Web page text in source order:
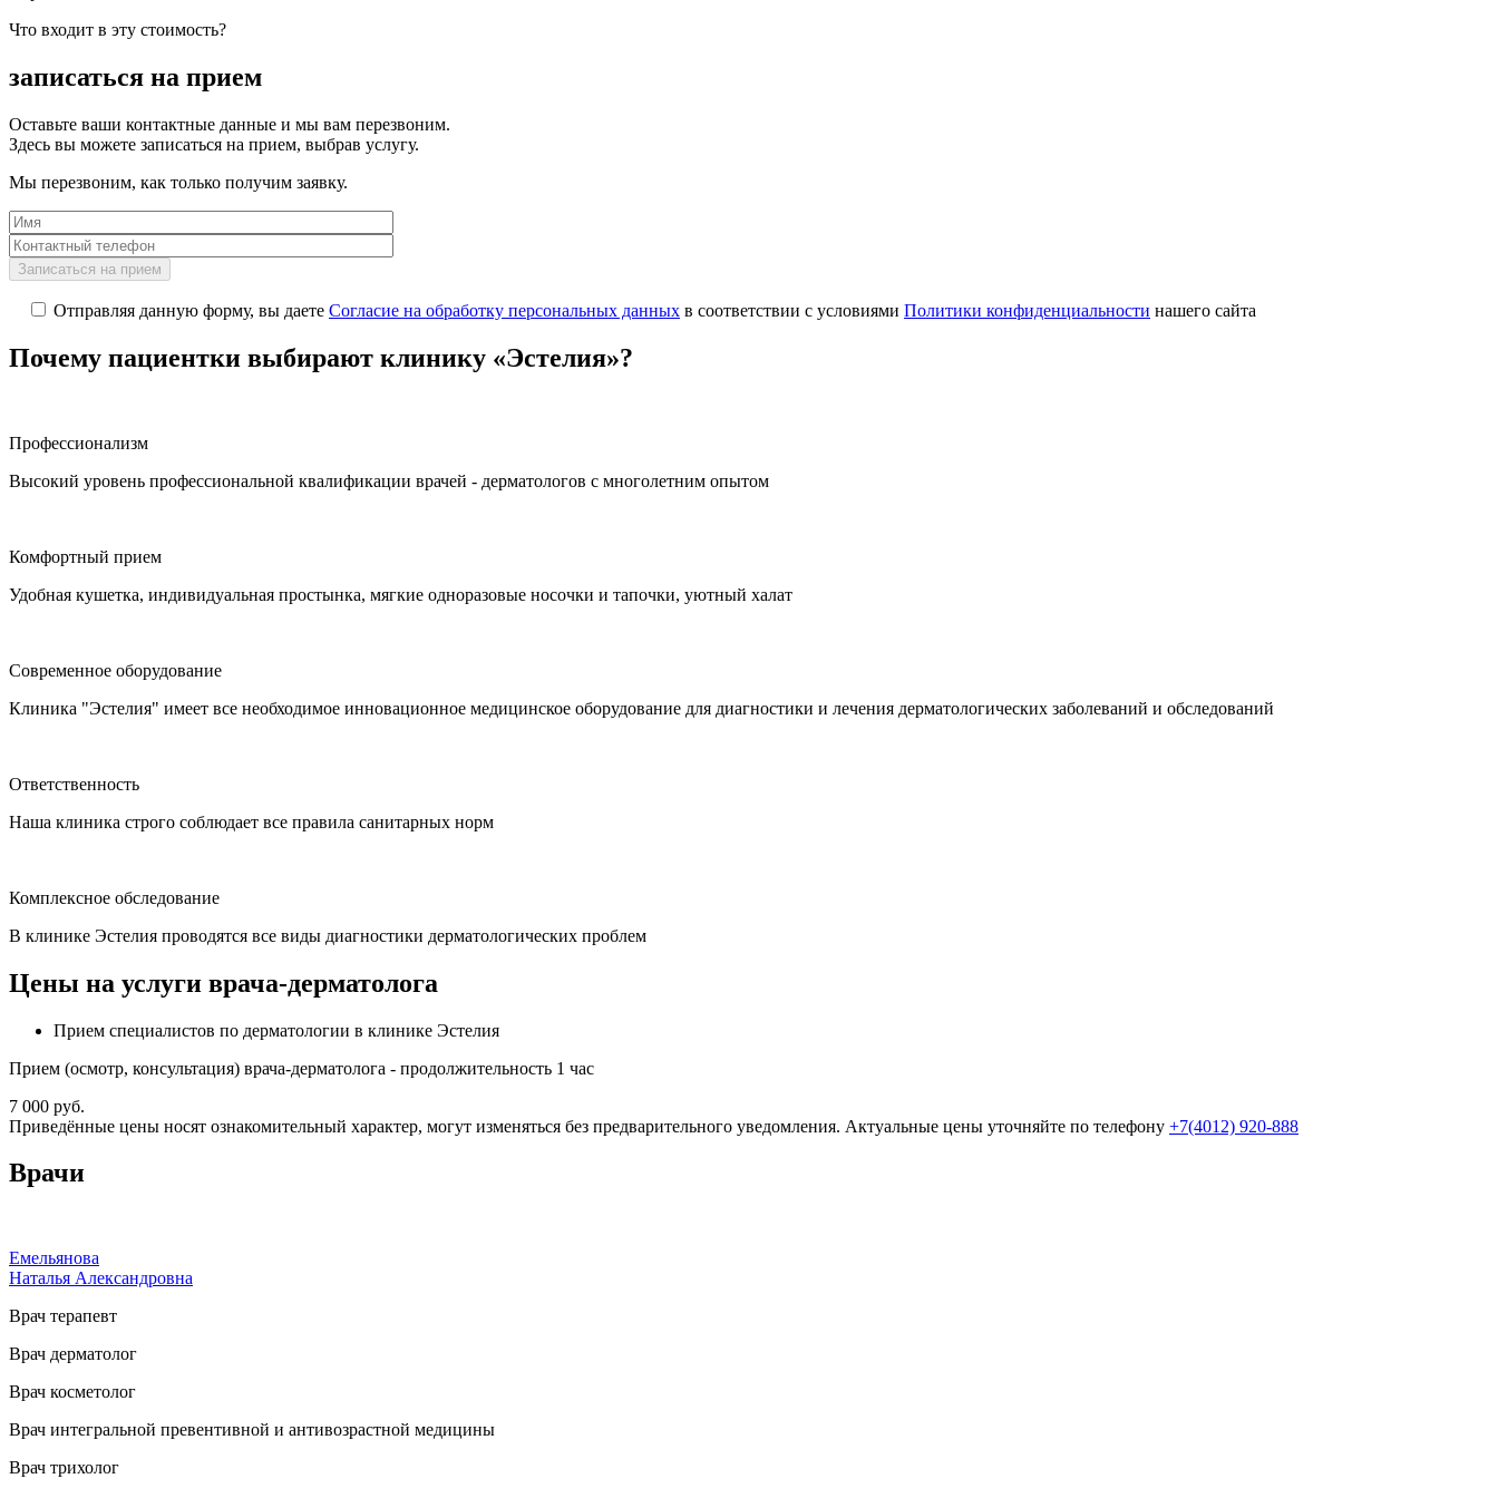
Что входит в эту стоимость?
записаться на прием
Оставьте ваши контактные данные и мы вам перезвоним.
Здесь вы можете записаться на прием, выбрав услугу.
Мы перезвоним, как только получим заявку.
Отправляя данную форму, вы даете Согласие на обработку персональных данных в соответствии с условиями Политики конфиденциальности нашего сайта
Почему пациентки выбирают клинику «Эстелия»?
Профессионализм
Высокий уровень профессиональной квалификации врачей - дерматологов с многолетним опытом
Комфортный прием
Удобная кушетка, индивидуальная простынка, мягкие одноразовые носочки и тапочки, уютный халат
Современное оборудование
Клиника "Эстелия" имеет все необходимое инновационное медицинское оборудование для диагностики и лечения дерматологических заболеваний и обследований
Ответственность
Наша клиника строго соблюдает все правила санитарных норм
Комплексное обследование
В клинике Эстелия проводятся все виды диагностики дерматологических проблем
Цены на услуги врача-дерматолога
Прием специалистов по дерматологии в клинике Эстелия
Прием (осмотр, консультация) врача-дерматолога - продолжительность 1 час
7 000 руб.
Приведённые цены носят ознакомительный характер, могут изменяться без предварительного уведомления. Актуальные цены уточняйте по телефону +7(4012) 920-888
Врачи
Емельянова
Наталья Александровна
Врач терапевт
Врач дерматолог
Врач косметолог
Врач интегральной превентивной и антивозрастной медицины
Врач трихолог